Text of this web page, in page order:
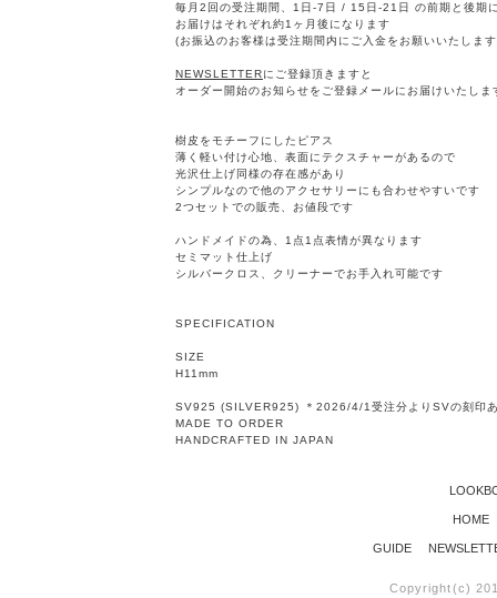
毎月2回の受注期間、1日-7日 / 15日-21日 の前期と後期
お届けはそれぞれ約1ヶ月後になります
(お振込のお客様は受注期間内にご入金をお願いいたしま
NEWSLETTERにご登録頂きますと
オーダー開始のお知らせをご登録メールにお届けいたしま
樹皮をモチーフにしたピアス
薄く軽い付け心地、表面にテクスチャーがあるので
光沢仕上げ同様の存在感があり
シンプルなので他のアクセサリーにも合わせやすいです
2つセットでの販売、お値段です
ハンドメイドの為、1点1点表情が異なります
セミマット仕上げ
シルバークロス、クリーナーでお手入れ可能です
SPECIFICATION
SIZE
H11mm
SV925 (SILVER925) ＊2026/4/1受注分よりSVの刻印
MADE TO ORDER
HANDCRAFTED IN JAPAN
HOME
GUIDE
Copyright(c)